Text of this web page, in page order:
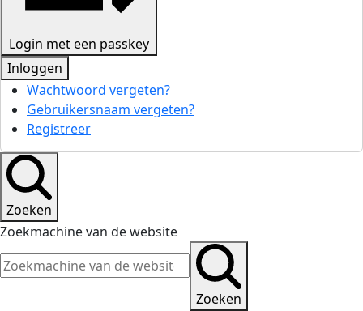
Login met een passkey
Inloggen
Wachtwoord vergeten?
Gebruikersnaam vergeten?
Registreer
Zoeken
Zoekmachine van de website
Zoeken